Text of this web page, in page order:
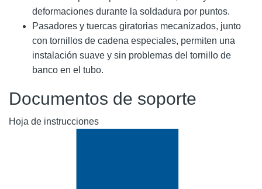
deformaciones durante la soldadura por puntos.
Pasadores y tuercas giratorias mecanizados, junto
con tornillos de cadena especiales, permiten una
instalación suave y sin problemas del tornillo de
banco en el tubo.
Documentos de soporte
Hoja de instrucciones